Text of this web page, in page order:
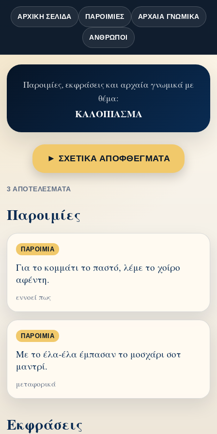
ΑΡΧΙΚΉ ΣΕΛΊΔΑ ΠΑΡΟΙΜΊΕΣ ΑΡΧΑΊΑ ΓΝΩΜΙΚΆ
ΆΝΘΡΩΠΟΙ
Παροιμίες, εκφράσεις και αρχαία γνωμικά με
θέμα:
ΚΑΛΟΠΙΑΣΜΑ
► ΣΧΕΤΙΚΑ ΑΠΟΦΘΕΓΜΑΤΑ
3 ΑΠΟΤΕΛΈΣΜΑΤΑ
Παροιμίες
ΠΑΡΟΙΜΊΑ
Για το κομμάτι το παστό, λέμε το χοίρο
αφέντη.
εννοεί πως
ΠΑΡΟΙΜΊΑ
Με το έλα-έλα έμπασαν το μοσχάρι σοτ
μαντρί.
μεταφορικά
Εκφράσεις